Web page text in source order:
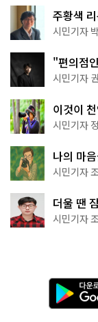
주황색
서울둘레
시민기자
"편의점
한 편의점
시민기자
이것이
나볼까
시민기자
나의 마
상작 공
시민기자
더울 땐
·무더위쉼
시민기자